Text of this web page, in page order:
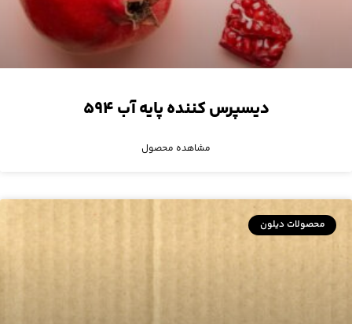
دیسپرس کننده‌ پایه آب ۵۹۴
مشاهده محصول
محصولات دیلون